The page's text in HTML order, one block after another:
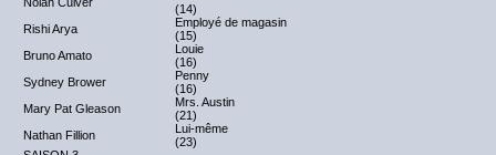
(14)
Rishi Arya
Employé de magasin
(15)
Bruno Amato
Louie
(16)
Sydney Brower
Penny
(16)
Mary Pat Gleason
Mrs. Austin
(21)
Nathan Fillion
Lui-même
(23)